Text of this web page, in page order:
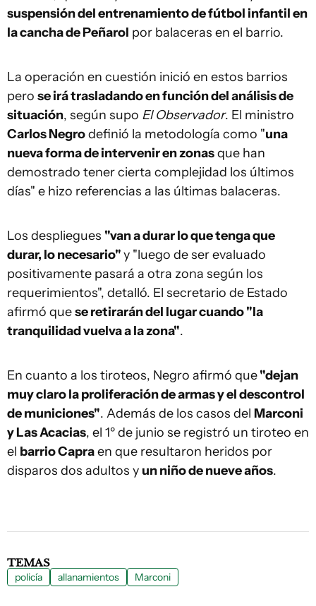
suspensión del entrenamiento de fútbol infantil en
la cancha de Peñarol por balaceras en el barrio.
La operación en cuestión inició en estos barrios
pero se irá trasladando en función del análisis de
situación, según supo El Observador. El ministro
Carlos Negrodefinió la metodología como "una
nueva forma de intervenir en zonasque han
demostrado tener cierta complejidad los últimos
días" e hizo referencias a las últimas balaceras.
Los despliegues "van a durar lo que tenga que
durar, lo necesario"y "luego de ser evaluado
positivamente pasará a otra zona según los
requerimientos", detalló. El secretario de Estado
afirmó quese retirarán del lugar cuando "la
tranquilidad vuelva a la zona".
En cuanto a los tiroteos, Negro afirmó que"dejan
muy claro la proliferación de armas y el descontrol
de municiones". Además de los casos del Marconi
y Las Acacias, el 1º de junio se registró un tiroteo en
el barrio Capraen que resultaron heridos por
disparos dos adultos y un niño de nueve años.
TEMAS
policía allanamientos Marconi